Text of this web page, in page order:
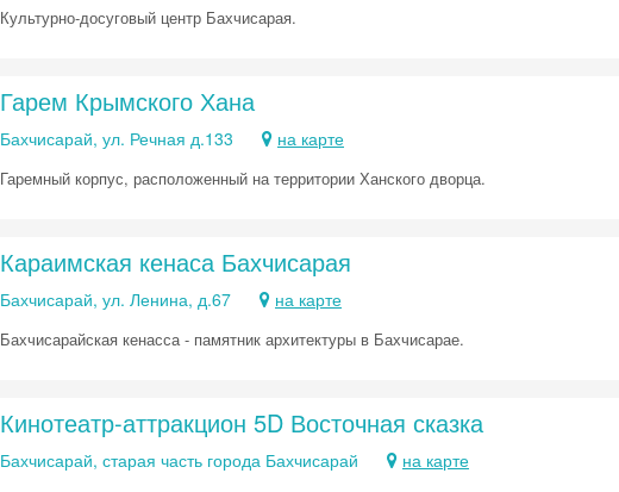
Культурно-досуговый центр Бахчисарая.
Гарем Крымского Хана
Бахчисарай, ул. Речная д.133 на карте
Гаремный корпус, расположенный на территории Ханского дворца.
Караимская кенаса Бахчисарая
Бахчисарай, ул. Ленина, д.67 на карте
Бахчисарайская кенасса - памятник архитектуры в Бахчисарае.
Кинотеатр-аттракцион 5D Восточная сказка
Бахчисарай, старая часть города Бахчисарай на карте
Хочешь дешевле? Оставь почту и получи промокод
первое бронирование!